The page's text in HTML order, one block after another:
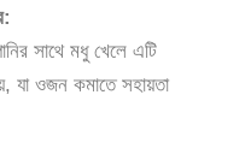
সাথে মধু খেলে এটি
যা ওজন কমাতে সহায়তা